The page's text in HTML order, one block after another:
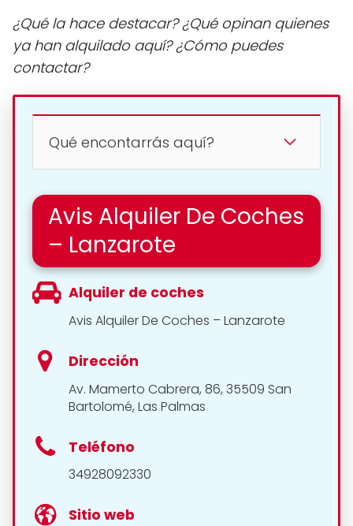
¿Qué la hace destacar? ¿Qué opinan quienes
ya han alquilado aquí? ¿Cómo puedes
contactar?
Qué encontarrás aquí?
Avis Alquiler De Coches
– Lanzarote
Alquiler de coches
Avis Alquiler De Coches – Lanzarote
Dirección
Av. Mamerto Cabrera, 86, 35509 San
Bartolomé, Las Palmas
Teléfono
34928092330
Sitio web